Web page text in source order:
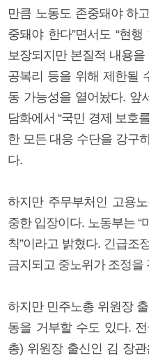
만큼 노동도 존중돼야 하
중돼야 한다”면서도 “현
보장되지만 본질적 내용
공복리 등을 위해 제한될
동 가능성을 열어놨다. 앞
담화에서 “국민 경제 보호
한 모든 대응 수단을 강구
다.
하지만 주무부처인 고용
중한 입장이다. 노동부는 “
칙”이라고 밝혔다. 긴급조
금지되고 중노위가 조정을
하지만 민주노총 위원장
동을 거부할 수도 있다.
총) 위원장 출신인 김 장